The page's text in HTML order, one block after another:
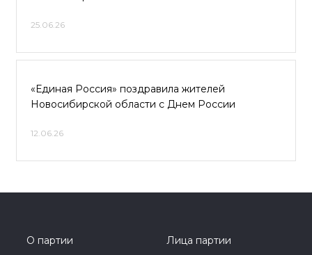
25.06.26
«Единая Россия» поздравила жителей
Новосибирской области с Днем России
12.06.26
О партии
Лица партии